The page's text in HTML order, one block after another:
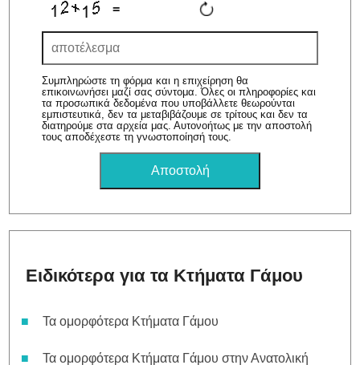
=
Συμπληρώστε τη φόρμα και η επιχείρηση θα
επικοινωνήσει μαζί σας σύντομα. Όλες οι πληροφορίες και
τα προσωπικά δεδομένα που υποβάλλετε θεωρούνται
εμπιστευτικά, δεν τα μεταβιβάζουμε σε τρίτους και δεν τα
διατηρούμε στα αρχεία μας. Αυτονοήτως με την αποστολή
τους αποδέχεστε τη γνωστοποίησή τους.
Ειδικότερα για τα Κτήματα Γάμου
Τα ομορφότερα Κτήματα Γάμου
Τα ομορφότερα Κτήματα Γάμου στην Ανατολική